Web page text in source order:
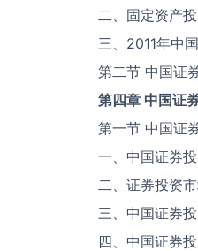
二、固定资产
三、2011年中
第二节 中国证
第四章 中国证
第一节 中国证
一、中国证券
二、证券投资
三、中国证券
四、中国证券